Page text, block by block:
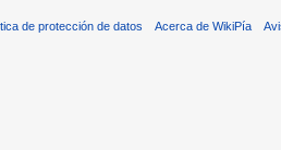
de protección de datos Acerca de WikiPía